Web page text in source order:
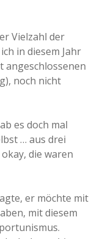
Vielzahl der
in diesem Jahr
angeschlossenen
noch nicht
es doch mal
… aus drei
die waren
er möchte mit
mit diesem